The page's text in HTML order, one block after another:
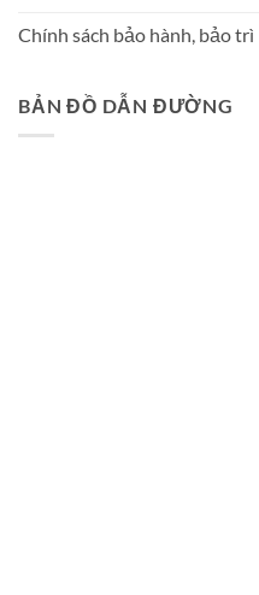
Chính sách bảo hành, bảo trì
BẢN ĐỒ DẪN ĐƯỜNG